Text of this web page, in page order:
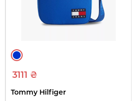
3111 ₴
Tommy Hilfiger